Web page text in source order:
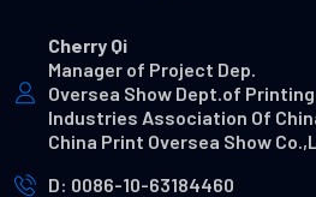
Cherry Qi
Manager of Project Dep.
Oversea Show Dept.of
Industries Association Of
China Print Oversea Show
D: 0086-10-63184460